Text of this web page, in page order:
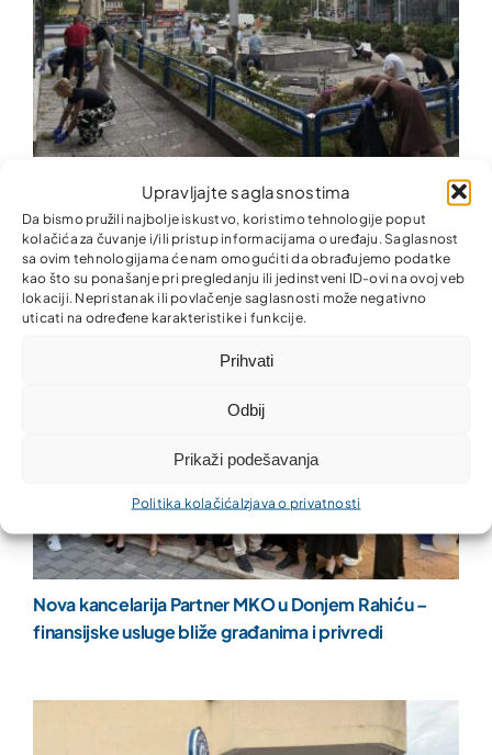
Upravljajte saglasnostima
Da bismo pružili najbolje iskustvo, koristimo tehnologije poput
kolačića za čuvanje i/ili pristup informacijama o uređaju. Saglasnost
sa ovim tehnologijama će nam omogućiti da obrađujemo podatke
kao što su ponašanje pri pregledanju ili jedinstveni ID-ovi na ovoj veb
lokaciji. Nepristanak ili povlačenje saglasnosti može negativno
uticati na određene karakteristike i funkcije.
Prihvati
Odbij
Prikaži podešavanja
Politika kolačića Izjava o privatnosti
Zajedno za ljepšu i uredniju zajednicu!
Nova kancelarija Partner MKO u Donjem Rahiću –
finansijske usluge bliže građanima i privredi